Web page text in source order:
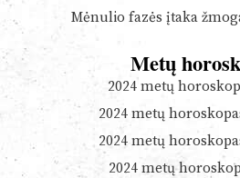
Mėnulio fazės įtaka
Metų
2024 metų
2024 metų
2024 metų
2024 metų